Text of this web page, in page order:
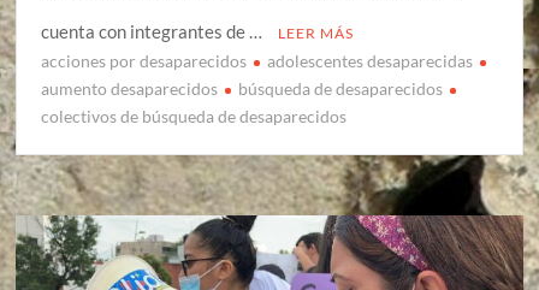
cuenta con integrantes de …
LEER MÁS
acciones por desaparecidos
adolescentes desaparecidas
aumento desaparecidos
búsqueda de desaparecidos
colectivos de búsqueda de desaparecidos